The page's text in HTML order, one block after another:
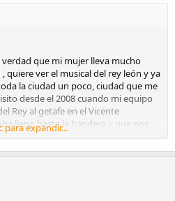
que mi mujer lleva mucho
ver el musical del rey león y ya
la ciudad un poco, ciudad que me
desde el 2008 cuando mi equipo
Rey al getafe en el Vicente
lleno hasta la bandera y que nos
un muy buen sabor de boca, una
arty:
Fallas, si nos decidimos te mando
para expandir...